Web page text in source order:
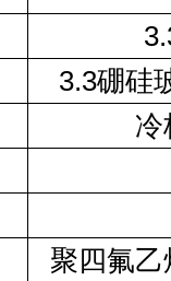
3.3硼硅
冷
聚四氟